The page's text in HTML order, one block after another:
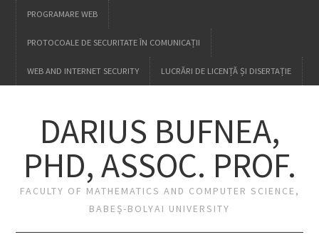
PROGRAMARE WEB
PROTOCOALE DE SECURITATE ÎN COMUNICAȚII
WEB AND INTERNET SECURITY LUCRĂRI DE LICENȚĂ ȘI DISERTAȚIE
DARIUS BUFNEA,
PHD, ASSOC. PROF.
FACULTY OF MATHEMATICS AND COMPUTER SCIENCE,
BABEŞ-BOLYAI UNIVERSITY